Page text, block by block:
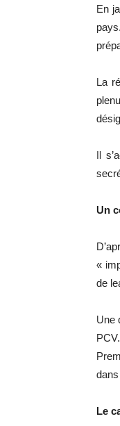
En
La
Il
Un
«
de
Une
Le